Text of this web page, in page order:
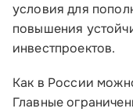
условия для
повышения
инвестпроектов.
Как в России
Главные